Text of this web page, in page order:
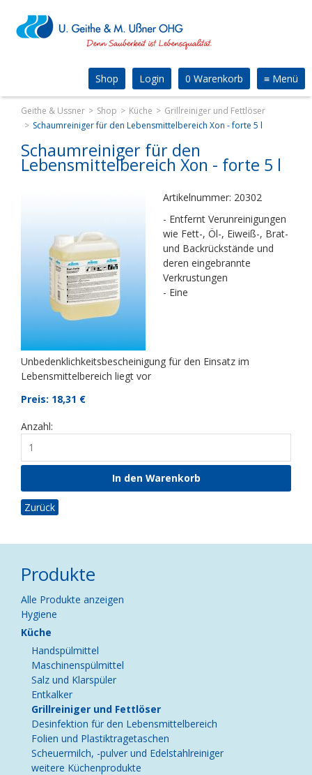
≡ Menü
0 Warenkorb
Login
Shop
Geithe & Ussner Shop Küche
Grillreiniger und Fettlöser
Schaumreiniger für den Lebensmittelbereich Xon - forte 5 l
Schaumreiniger für den
Lebensmittelbereich Xon - forte 5 l
Artikelnummer: 20302
- Entfernt Verunreinigungen
wie Fett-, Öl-, Eiweiß-, Brat-
und Backrückstände und
deren eingebrannte
Verkrustungen
- Eine
Unbedenklichkeitsbescheinigung für den Einsatz im
Lebensmittelbereich liegt vor
Preis: 18,31 €
Anzahl:
Zurück
Produkte
Navigation
überspringen
Alle Produkte anzeigen
Hygiene
Küche
Handspülmittel
Maschinenspülmittel
Salz und Klarspüler
Entkalker
Grillreiniger und Fettlöser
Desinfektion für den Lebensmittelbereich
Folien und Plastiktragetaschen
Scheuermilch, -pulver und Edelstahlreiniger
weitere Küchenprodukte